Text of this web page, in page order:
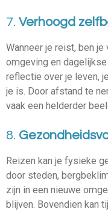
7. Verhoogd
Wanneer je reist, ben
omgeving en
reflectie over je leven,
je is. Door afstand te
vaak een helderder
8.
Reizen kan je fysieke
door steden,
zijn in een nieuwe
blijven. Bovendien kan